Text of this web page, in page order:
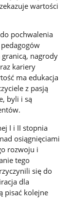
wartości
pochwalenia
nagrody
kariery
ma edukacja
z pasją
byli i są
I i II stopnia
osiągnięciami
rozwoju i
tego
się do
dla
pisać kolejne